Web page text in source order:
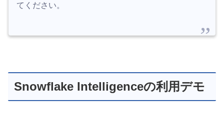
てください。
Snowflake Intelligenceの利用デモ